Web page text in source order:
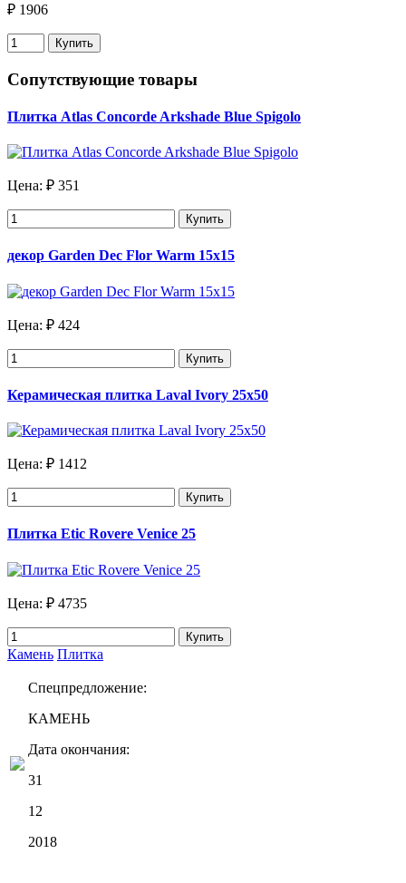
₽ 1906
Купить
Сопутствующие товары
Плитка Atlas Concorde Arkshade Blue Spigolo
Цена: ₽ 351
Купить
декор Garden Dec Flor Warm 15х15
Цена: ₽ 424
Купить
Керамическая плитка Laval Ivory 25х50
Цена: ₽ 1412
Купить
Плитка Etic Rovere Venice 25
Цена: ₽ 4735
Купить
Камень Плитка
Спецпредложение:
КАМЕНЬ
Дата окончания:
31
12
2018